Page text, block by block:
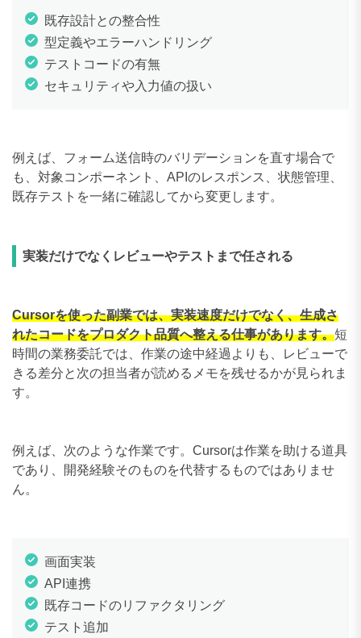
既存設計との整合性
型定義やエラーハンドリング
テストコードの有無
セキュリティや入力値の扱い
例えば、フォーム送信時のバリデーションを直す場合で
も、対象コンポーネント、APIのレスポンス、状態管理、
既存テストを一緒に確認してから変更します。
実装だけでなくレビューやテストまで任される
Cursorを使った副業では、実装速度だけでなく、生成さ
れたコードをプロダクト品質へ整える仕事があります。短
時間の業務委託では、作業の途中経過よりも、レビューで
きる差分と次の担当者が読めるメモを残せるかが見られま
す。
例えば、次のような作業です。Cursorは作業を助ける道具
であり、開発経験そのものを代替するものではありませ
ん。
画面実装
API連携
既存コードのリファクタリング
テスト追加